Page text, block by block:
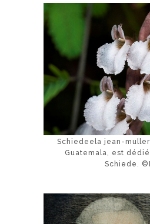
Schiedeela jean-
Guatemala, est
Schiede.